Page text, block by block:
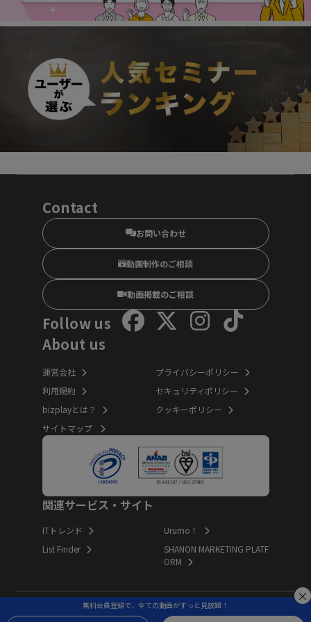
無料会員登録で、全ての動画がずっと見放題！
Contact
お問い合わせ
動画制作のご相談
動画掲載のご相談
Follow us
About us
運営会社
利用規約
bizplayとは？
サイトマップ
プライバシーポリシー
セキュリティポリシー
クッキーポリシー
関連サービス・サイト
ITトレンド
List Finder
Urumo！
SHANON MARKETING PLATF
ORM
Copyright (c) Innovation Inc. All Rights Reserved.